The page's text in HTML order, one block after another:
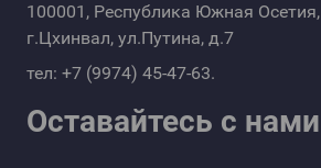
100001, Республика Южная Осетия,
г.Цхинвал, ул.Путина, д.7
тел: +7 (9974) 45-47-63.
Оставайтесь с нами